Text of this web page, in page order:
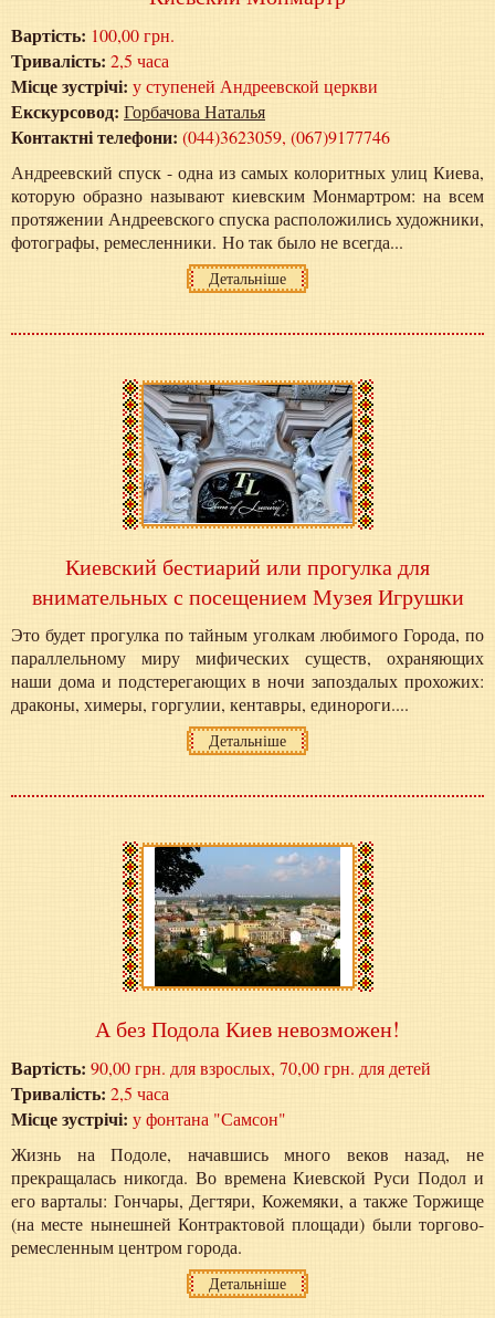
Вартість: 100,00 грн.
Тривалість: 2,5 часа
Місце зустрічі: у ступеней Андреевской церкви
Екскурсовод: Горбачова Наталья
Контактні телефони: (044)3623059, (067)9177746
Андреевский спуск - одна из самых колоритных улиц Киева,
которую образно называют киевским Монмартром: на всем
протяжении Андреевского спуска расположились художники,
фотографы, ремесленники. Но так было не всегда...
Детальніше
Киевский бестиарий или прогулка для
внимательных с посещением Музея Игрушки
Это будет прогулка по тайным уголкам любимого Города, по
параллельному миру мифических существ, охраняющих
наши дома и подстерегающих в ночи запоздалых прохожих:
драконы, химеры, горгулии, кентавры, единороги....
Детальніше
А без Подола Киев невозможен!
Вартість: 90,00 грн. для взрослых, 70,00 грн. для детей
Тривалість: 2,5 часа
Місце зустрічі: у фонтана "Самсон"
Жизнь на Подоле, начавшись много веков назад, не
прекращалась никогда. Во времена Киевской Руси Подол и
его варталы: Гончары, Дегтяри, Кожемяки, а также Торжище
(на месте нынешней Контрактовой площади) были торгово-
ремесленным центром города.
Детальніше